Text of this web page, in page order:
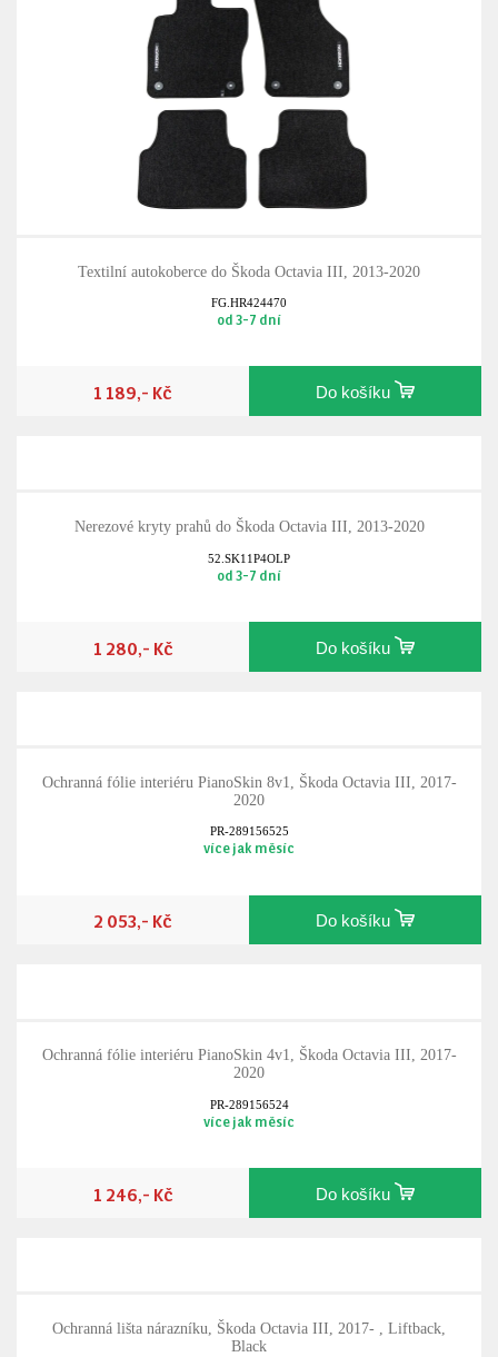
Textilní autokoberce do Škoda Octavia III, 2013-2020
FG.HR424470
od 3-7 dní
1 189,- Kč Do košíku
Nerezové kryty prahů do Škoda Octavia III, 2013-2020
52.SK11P4OLP
od 3-7 dní
1 280,- Kč Do košíku
Ochranná fólie interiéru PianoSkin 8v1, Škoda Octavia III, 2017-
2020
PR-289156525
více jak měsíc
2 053,- Kč Do košíku
Ochranná fólie interiéru PianoSkin 4v1, Škoda Octavia III, 2017-
2020
PR-289156524
více jak měsíc
1 246,- Kč Do košíku
Ochranná lišta nárazníku, Škoda Octavia III, 2017- , Liftback,
Black